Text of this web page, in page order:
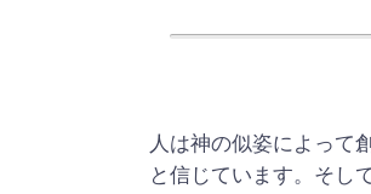
人は神の似姿によって
と信じています。そし